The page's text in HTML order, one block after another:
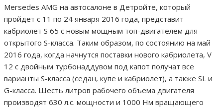
Mersedes AMG на автосалоне в Детройте, который
пройдет с 11 по 24 января 2016 года, представит
кабриолет S 65 с новым мощным топ-двигателем для
открытого S-класса. Таким образом, по состоянию на май
2016 года, когда начнутся поставки нового кабриолета, V
12 с двойным турбонаддувом под капот получат все
варианты S-класса (седан, купе и кабриолет), а также SL и
G-класса. Шесть литров рабочего объема двигателя
производят 630 л.с. мощности и 1000 Нм вращающего